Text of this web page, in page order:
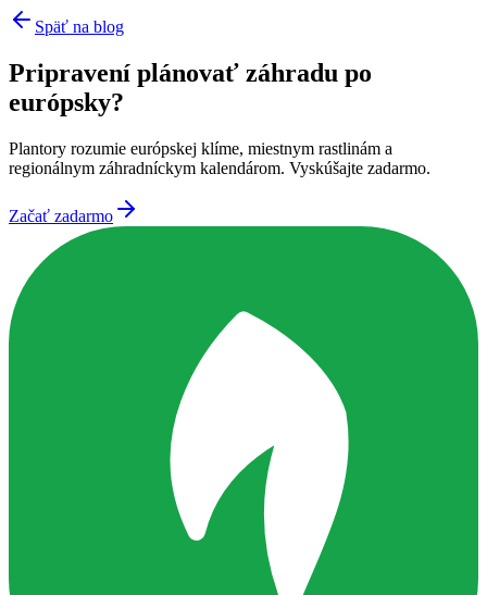
Späť na blog
Pripravení plánovať záhradu po
európsky?
Plantory rozumie európskej klíme, miestnym rastlinám a
regionálnym záhradníckym kalendárom. Vyskúšajte zadarmo.
Začať zadarmo